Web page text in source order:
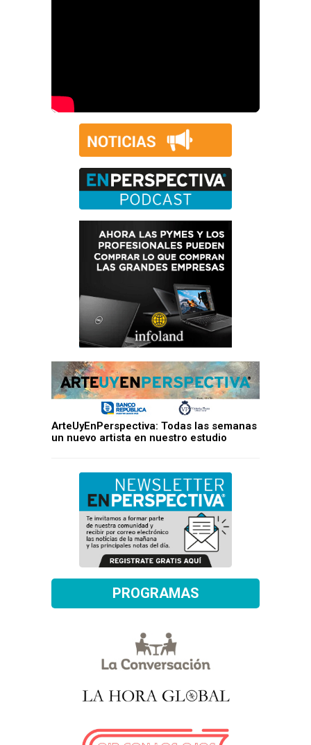
ArteUyEnPerspectiva: Todas las semanas
un nuevo artista en nuestro estudio
PROGRAMAS